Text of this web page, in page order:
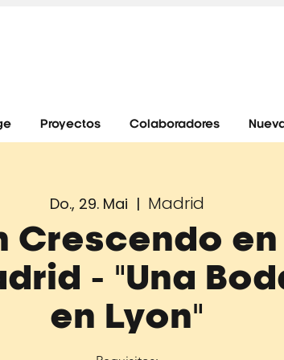
Proyectos Colaboradores
Do., 29. Mai
  |
Madrid
Crescendo en
- "Una
en Lyon"